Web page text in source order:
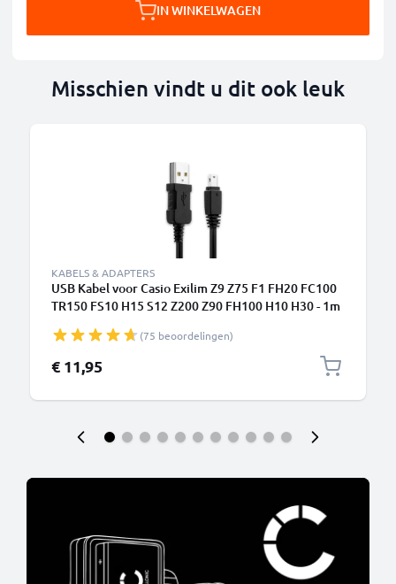
IN WINKELWAGEN
Misschien vindt u dit ook leuk
KABELS & ADAPTERS
USB Kabel voor Casio Exilim Z9 Z75 F1 FH20 FC100
TR150 FS10 H15 S12 Z200 Z90 FH100 H10 H30 - 1m
zwart
(75 beoordelingen)
€ 11,95